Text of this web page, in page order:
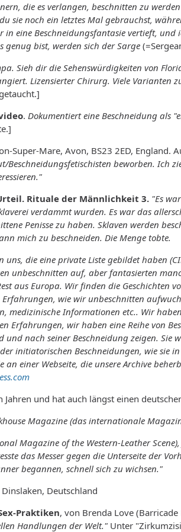
die es verlangen, beschnitten zu
sie noch ein letztes Mal gebrauchst,
eine Beschneidungsfantasie vertieft,
genug bist, werden sich der Sarge
Sieh dir die Sehenswürdigkeiten von
Lizensierter Chirurg. Viele Varianten
. Dokumentiert eine Beschneidung als
Super-Mare, Avon, BS23 2ED, England.
beworben. Ich
Rituale der Männlichkeit 3. "Es
verdammt wurden. Es war das
Penisse zu haben. Sklaven werden
mich zu beschneiden. Die Menge tobte.
uns, die eine private Liste gebildet haben
unbeschnitten auf, aber fantasierten
aus Europa. Wir finden die Geschichten
wie wir unbeschnitten
medizinische Informationen etc.. Wir
Erfahrungen, wir haben eine Reihe von
und nach seiner Beschneidung zeigen.
initiatorischen Beschneidungen, wie sie
einer Webseite, die unsere Archive
und hat auch längst einen
Magazine (das internationale
Magazine of the Western-Leather
das Messer gegen die Unterseite der
begannen, schnell sich zu wichsen."
Deutschland
Praktiken, von Brenda Love
Handlungen der Welt." Unter